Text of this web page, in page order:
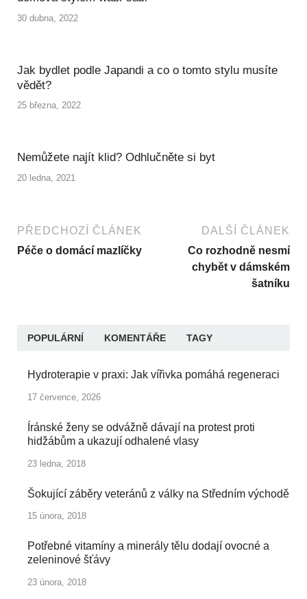
30 dubna, 2022
Jak bydlet podle Japandi a co o tomto stylu musíte
vědět?
25 března, 2022
Nemůžete najít klid? Odhlučněte si byt
20 ledna, 2021
PŘEDCHOZÍ ČLÁNEK
Péče o domácí mazlíčky
DALŠÍ ČLÁNEK
Co rozhodně nesmí
chybět v dámském
šatníku
POPULÁRNÍ KOMENTÁŘE TAGY
Hydroterapie v praxi: Jak vířivka pomáhá regeneraci
17 července, 2026
Íránské ženy se odvážně dávají na protest proti
hidžábům a ukazují odhalené vlasy
23 ledna, 2018
Šokující záběry veteránů z války na Středním východě
15 února, 2018
Potřebné vitamíny a minerály tělu dodají ovocné a
zeleninové šťávy
23 února, 2018